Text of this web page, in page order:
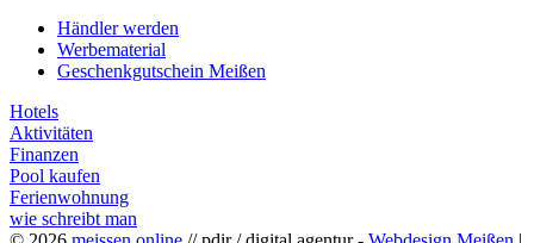
Händler werden
Werbematerial
Geschenkgutschein Meißen
Hotels
Aktivitäten
Finanzen
Pool kaufen
Ferienwohnung
wie schreibt man